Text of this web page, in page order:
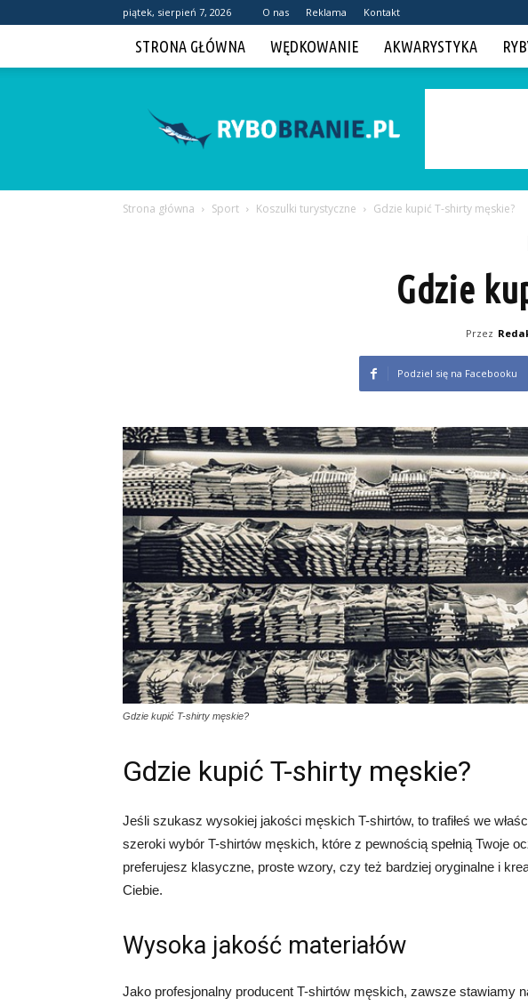
piątek, sierpień 7, 2026 O nas Reklama Kontakt
STRONA GŁÓWNA WĘDKOWANIE AKWARYSTYKA
Strona główna Sport Koszulki turystyczne Gdzie kupić T-shirty męskie?
Gdzie
Przez
Podziel się na Facebooku
Gdzie kupić T-shirty męskie?
Gdzie kupić T-shirty męskie?
Jeśli szukasz wysokiej jakości męskich T-shirtów, to trafiłeś we
szeroki wybór T-shirtów męskich, które z pewnością spełnią Twoje
preferujesz klasyczne, proste wzory, czy też bardziej oryginalne i
Ciebie.
Wysoka jakość materiałów
Jako profesjonalny producent T-shirtów męskich, zawsze stawiamy